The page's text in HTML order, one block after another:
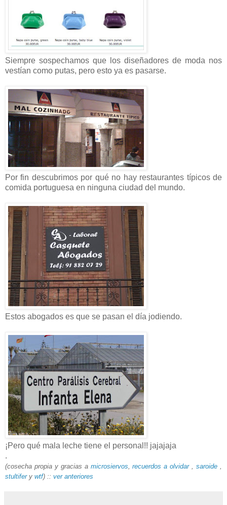
Siempre sospechamos que los diseñadores de moda nos
vestían como putas, pero esto ya es pasarse.
Por fin descubrimos por qué no hay restaurantes típicos de
comida portuguesa en ninguna ciudad del mundo.
Estos abogados es que se pasan el día jodiendo.
¡Pero qué mala leche tiene el personal!! jajajaja
.
(cosecha propia y gracias a microsiervos ,recuerdos a olvidar,saroide
stultifer y wtf) :: ver anteriores